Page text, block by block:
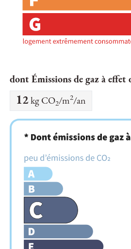
dont Émissions de gaz à effet
12 kg CO2/m2/an